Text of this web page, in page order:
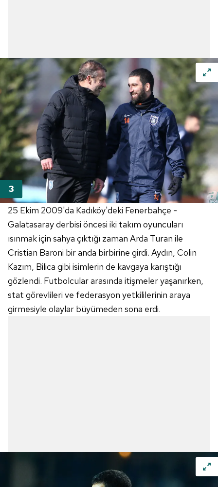
25 Ekim 2009'da Kadıköy'deki Fenerbahçe -
Galatasaray derbisi öncesi iki takım oyuncuları
ısınmak için sahya çıktığı zaman Arda Turan ile
Cristian Baroni bir anda birbirine girdi. Aydın, Colin
Kazım, Bilica gibi isimlerin de kavgaya karıştığı
gözlendi. Futbolcular arasında itişmeler yaşanırken,
stat görevlileri ve federasyon yetkililerinin araya
girmesiyle olaylar büyümeden sona erdi.